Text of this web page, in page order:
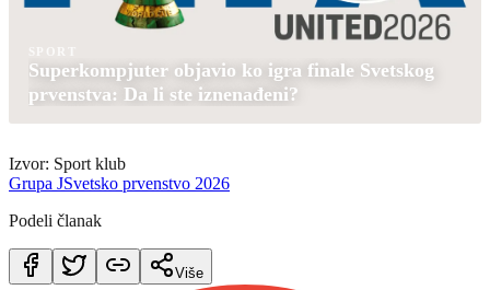
Superkompjuter objavio ko igra finale Svetskog
prvenstva: Da li ste iznenađeni?
Izvor: Sport klub
Grupa JSvetsko prvenstvo 2026
Podeli članak
Više